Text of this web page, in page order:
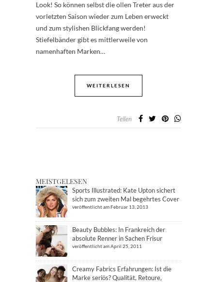
Look! So können selbst die ollen Treter aus der
vorletzten Saison wieder zum Leben erweckt
und zum stylishen Blickfang werden!
Stiefelbänder gibt es mittlerweile von
namenhaften Marken…
WEITERLESEN
Teilen
MEISTGELESEN
Sports Illustrated: Kate Upton sichert
sich zum zweiten Mal begehrtes Cover
veröffentlicht am Februar 13, 2013
Beauty Bubbles: In Frankreich der
absolute Renner in Sachen Frisur
veröffentlicht am April 25, 2011
Creamy Fabrics Erfahrungen: Ist die
Marke seriös? Qualität, Retoure,